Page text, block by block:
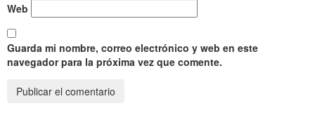
Web
Guarda mi nombre, correo electrónico y web en este
navegador para la próxima vez que comente.